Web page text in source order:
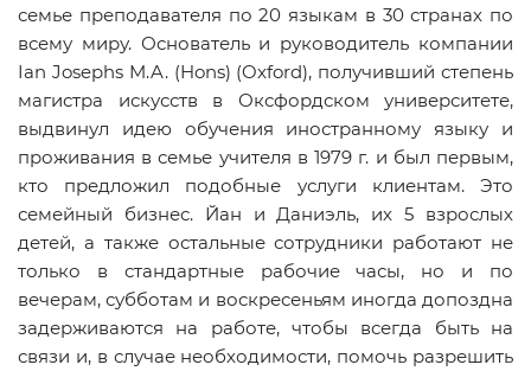
семье преподавателя по 20 языкам в 30 странах по
всему миру. Основатель и руководитель компании
Ian Josephs M.A. (Hons) (Oxford), получивший степень
магистра искусств в Оксфордском университете,
выдвинул идею обучения иностранному языку и
проживания в семье учителя в 1979 г. и был первым,
кто предложил подобные услуги клиентам. Это
семейный бизнес. Йан и Даниэль, их 5 взрослых
детей, а также остальные сотрудники работают не
только в стандартные рабочие часы, но и по
вечерам, субботам и воскресеньям иногда допоздна
задерживаются на работе, чтобы всегда быть на
связи и, в случае необходимости, помочь разрешить